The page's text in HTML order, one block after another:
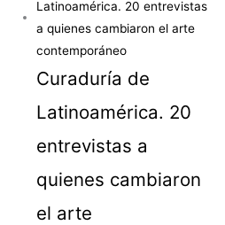
Curaduría de
Latinoamérica. 20
entrevistas a
quienes cambiaron
el arte